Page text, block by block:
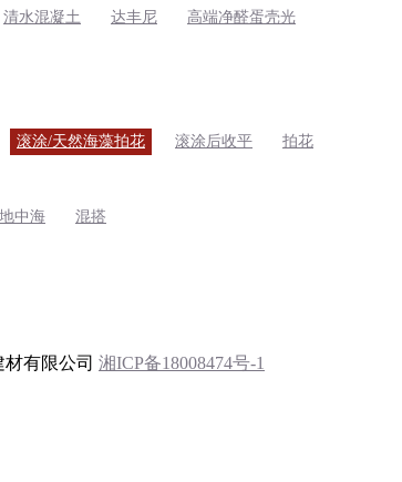
清水混凝土 达丰尼
高端净醛蛋壳光
滚涂/天然海藻拍花 滚涂后收平
拍花
地中海 混搭
有限公司 湘ICP备18008474号-1